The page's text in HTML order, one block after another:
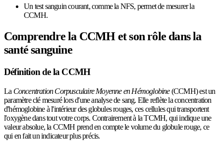
Un test sanguin courant, comme la NFS, permet de mesurer la
CCMH.
Comprendre la CCMH et son rôle dans la
santé sanguine
Définition de la CCMH
La Concentration Corpusculaire Moyenne en Hémoglobine(CCMH) est un
paramètre clé mesuré lors d'une analyse de sang. Elle reflète la concentration
d'hémoglobine à l'intérieur des globules rouges, ces cellules qui transportent
l'oxygène dans tout votre corps. Contrairement à la TCMH, qui indique une
valeur absolue, la CCMH prend en compte le volume du globule rouge, ce
qui en fait un indicateur plus précis.